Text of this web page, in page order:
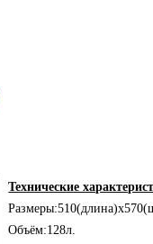
Технические
Объём:128л.